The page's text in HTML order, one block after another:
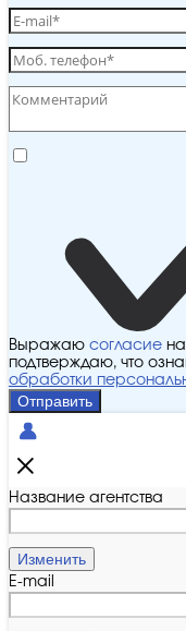
Выражаю согласие
подтверждаю, что
обработки
Отправить
Название агентства
Изменить
E-mail